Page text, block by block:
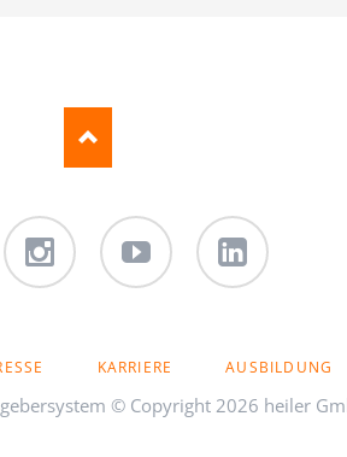
KARRIERE AUSBILDUNG
© Copyright 2026 heiler